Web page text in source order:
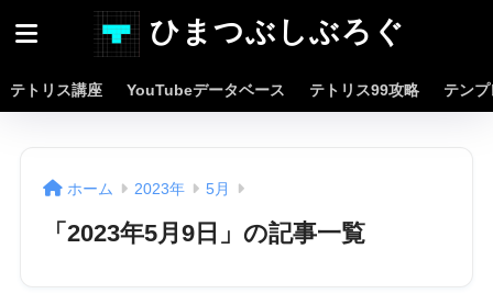
ひまつぶしぶろぐ
テトリス講座 YouTubeデータベース テトリス99攻略 テン
ホーム 2023年 5月
「2023年5月9日」の記事一覧